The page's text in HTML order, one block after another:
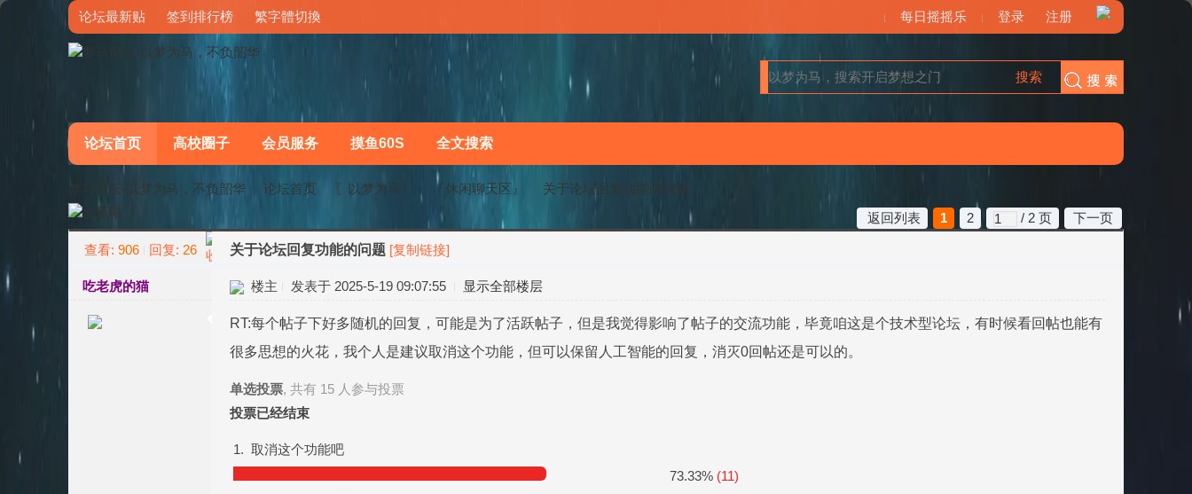
论坛最新贴 签到排行榜 繁字體切換 每日摇摇乐 登录 注册
搜索
论坛首页 高校圈子 会员服务 摸鱼60S 全文搜索
梦马论坛-以梦为马，不负韶华 论坛首页 〖以梦为马〗 『休闲聊天区』
关于论坛回复功能的问题
1
2 / 2 页 下一页
返回列表
查看: 906 回复: 26 关于论坛回复功能的问题 [复制链接]
吃老虎的猫 楼主 发表于 2025-5-19 09:07:55 显示全部楼层
RT:每个帖子下好多随机的回复，可能是为了活跃帖子，但是我觉得影响了帖子的交流功能，毕竟咱这是个技术型论坛，有时候看回帖也能有
很多思想的火花，我个人是建议取消这个功能，但可以保留人工智能的回复，消灭0回帖还是可以的。
单选投票, 共有 15 人参与投票
投票已经结束
1. 取消这个功能吧
73.33% (11)